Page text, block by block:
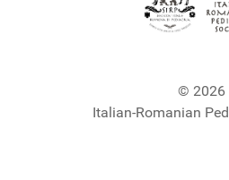
© 2026
Italian-Romanian